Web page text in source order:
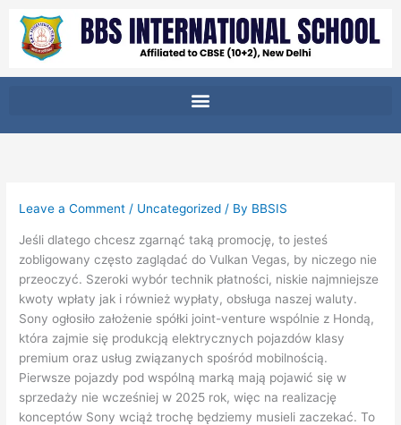
content
Leave a Comment / Uncategorized / By BBSIS
Jeśli dlatego chcesz zgarnąć taką promocję, to jesteś
zobligowany często zaglądać do Vulkan Vegas, by niczego nie
przeoczyć. Szeroki wybór technik płatności, niskie najmniejsze
kwoty wpłaty jak i również wypłaty, obsługa naszej waluty.
Sony ogłosiło założenie spółki joint-venture wspólnie z Hondą,
która zajmie się produkcją elektrycznych pojazdów klasy
premium oraz usług związanych spośród mobilnością.
Pierwsze pojazdy pod wspólną marką mają pojawić się w
sprzedaży nie wcześniej w 2025 rok, więc na realizację
konceptów Sony wciąż trochę będziemy musieli zaczekać. To